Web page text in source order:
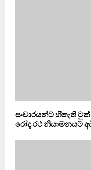
සංචාරයන්ට හිතැති ටුක්
රෝද රථ නියාමනයට